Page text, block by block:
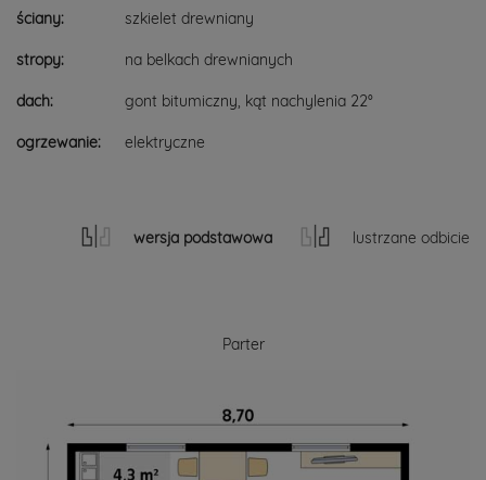
ściany: szkielet drewniany
stropy: na belkach drewnianych
dach: gont bitumiczny, kąt nachylenia 22°
ogrzewanie: elektryczne
wersja podstawowa lustrzane odbicie
Parter